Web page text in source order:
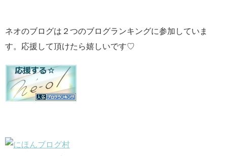
ネオのブログは２つのブログランキングに参加していま
す。応援して頂けたら嬉しいです♡